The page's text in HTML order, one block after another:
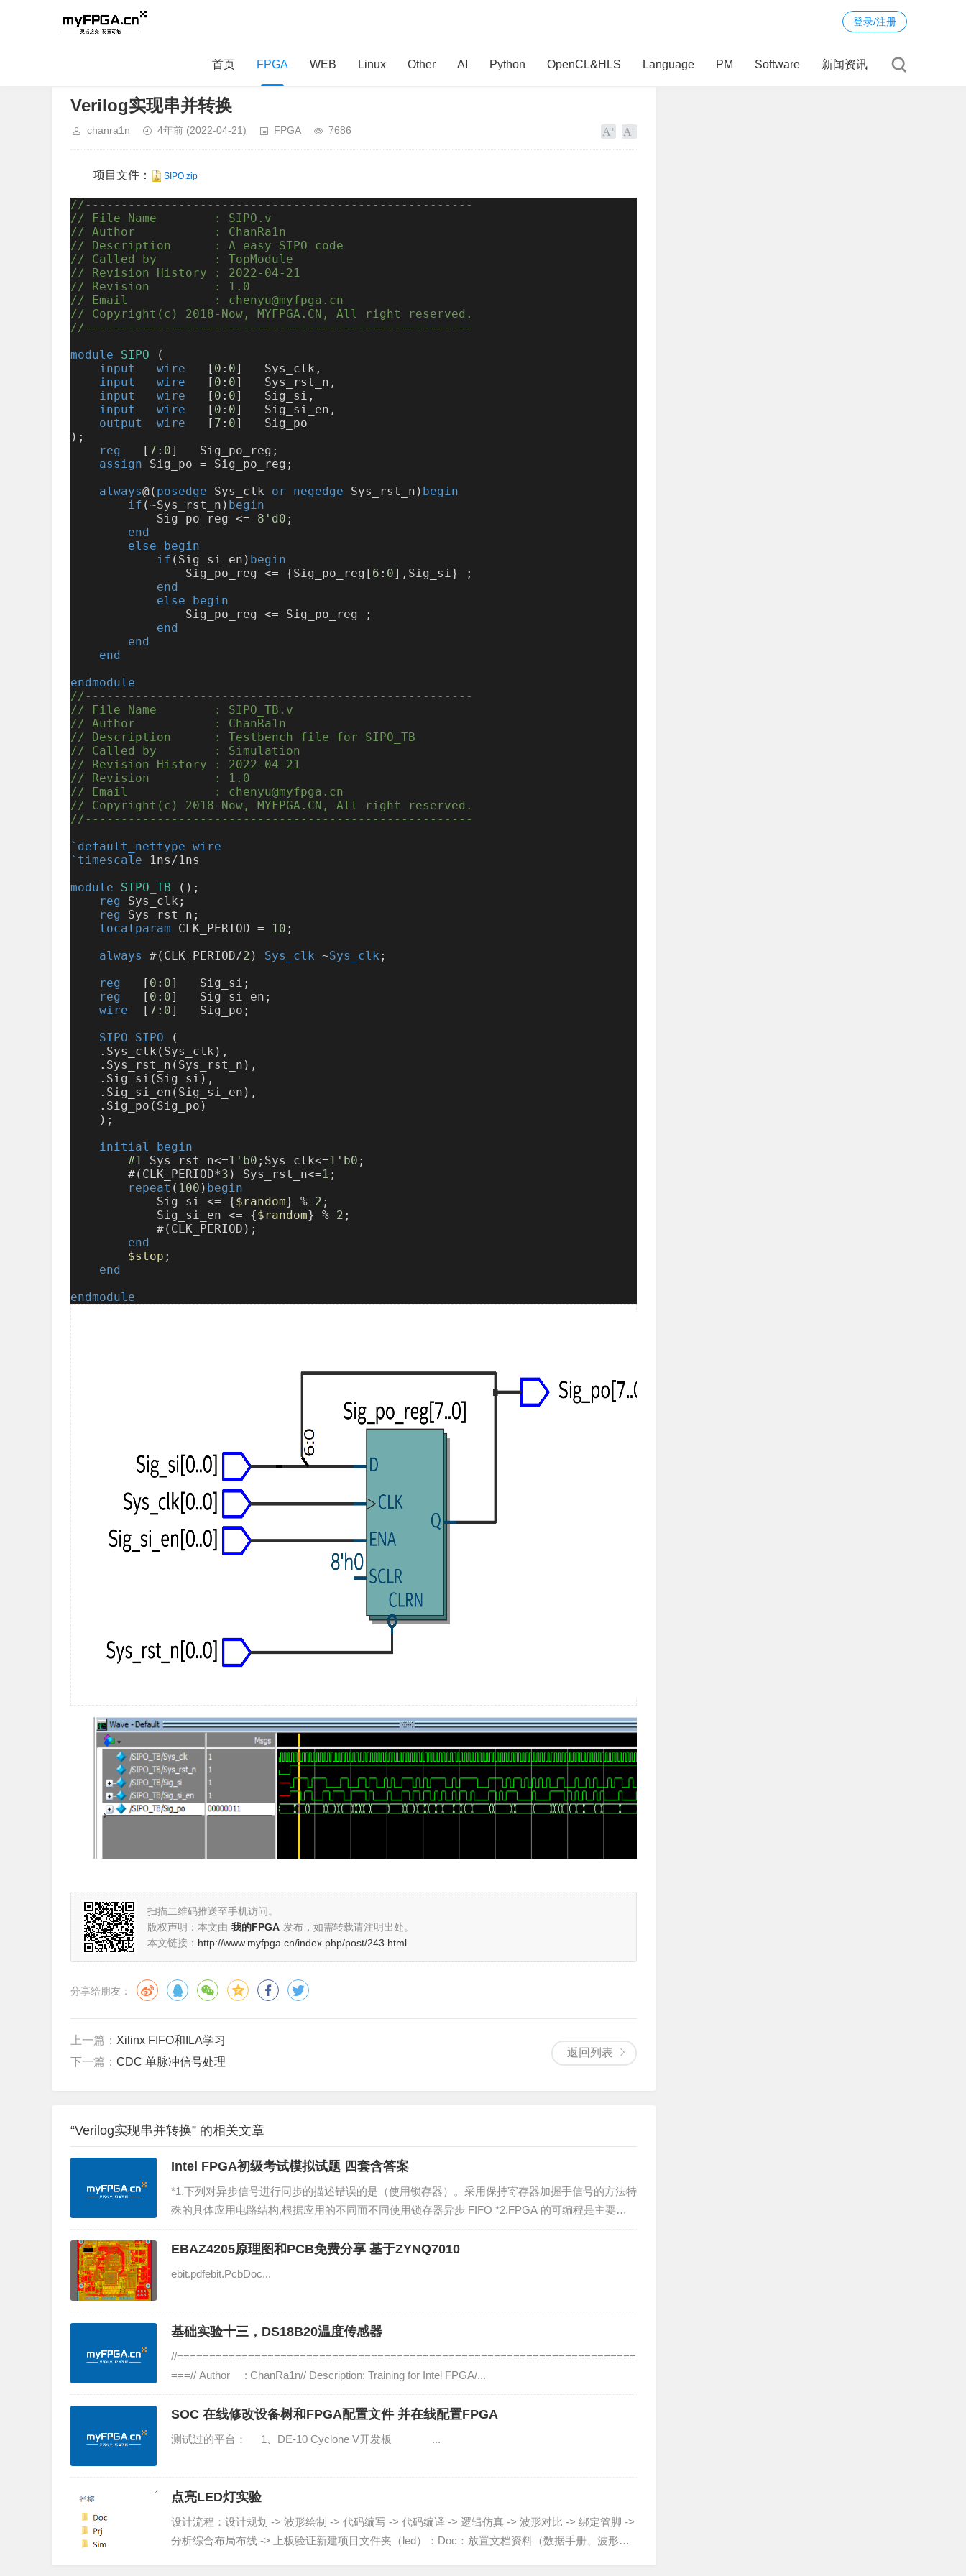
登录/注册
首页 FPGA WEB Linux Other AI Python OpenCL&HLS Language PM Software 新闻资讯
Verilog实现串并转换
chanra1n 4年前 (2022-04-21) FPGA 7686
项目文件： SIPO.zip
//------------------------------------------------------
// File Name        : SIPO.v
// Author           : ChanRa1n
// Description      : A easy SIPO code
// Called by        : TopModule
// Revision History : 2022-04-21
// Revision         : 1.0
// Email            : chenyu@myfpga.cn
// Copyright(c) 2018-Now, MYFPGA.CN, All right reserved.
//------------------------------------------------------
module
SIPO (
input
wire [ 0 : 0]   Sys_clk,
input
wire [ 0 : 0]   Sys_rst_n,
input
wire [ 0 : 0]   Sig_si,
input
wire [ 0 : 0]   Sig_si_en,
output
wire [ 7 : 0]   Sig_po
);
reg [ 7 : 0]   Sig_po_reg;
assign Sig_po = Sig_po_reg;
always@( posedge Sys_clk or negedge Sys_rst_n) begin
if (~Sys_rst_n) begin
Sig_po_reg <= 8'd0 ;
end
else
begin
if (Sig_si_en) begin
Sig_po_reg <= {Sig_po_reg[ 6 : 0],Sig_si} ;
end
else
begin
Sig_po_reg <= Sig_po_reg ;
end
end
end
endmodule
//------------------------------------------------------
// File Name        : SIPO_TB.v
// Author           : ChanRa1n
// Description      : Testbench file for SIPO_TB
// Called by        : Simulation
// Revision History : 2022-04-21
// Revision         : 1.0
// Email            : chenyu@myfpga.cn
// Copyright(c) 2018-Now, MYFPGA.CN, All right reserved.
//------------------------------------------------------
`default_nettype wire
`timescale 1ns/1ns
module
SIPO_TB ();
reg Sys_clk;
reg Sys_rst_n;
localparam CLK_PERIOD = 10 ;
always
#(CLK_PERIOD/2 ) Sys_clk=~Sys_clk ;
reg [ 0 : 0]   Sig_si;
reg [ 0 : 0]   Sig_si_en;
wire [ 7 : 0]   Sig_po;
SIPO
SIPO (
.Sys_clk(Sys_clk),
.Sys_rst_n(Sys_rst_n),
.Sig_si(Sig_si),
.Sig_si_en(Sig_si_en),
.Sig_po(Sig_po)
);
initial
begin
#1 Sys_rst_n<=1'b0 ;Sys_clk<=1'b0 ;
#(CLK_PERIOD*3 ) Sys_rst_n<=1 ;
repeat ( 100 ) begin
Sig_si <= {$random} % 2 ;
Sig_si_en <= {$random} % 2 ;
#(CLK_PERIOD);
end
$stop ;
end
endmodule
扫描二维码推送至手机访问。
版权声明：本文由 我的FPGA 发布，如需转载请注明出处。
本文链接： http://www.myfpga.cn/index.php/post/243.html
分享给朋友：
返回列表
上一篇： Xilinx FIFO和ILA学习
下一篇： CDC 单脉冲信号处理
“Verilog实现串并转换” 的相关文章
Intel FPGA初级考试模拟试题 四套含答案
*1.下列对异步信号进行同步的描述错误的是（使用锁存器）。采用保持寄存器加握手信号的方法特
殊的具体应用电路结构,根据应用的不同而不同使用锁存器异步 FIFO *2.FPGA 的可编程是主要基
于什么结构（查找表（LUT））。查找表（LUT）ROM 可编程PAL 可编程与或阵列可编程解析：F
P...
EBAZ4205原理图和PCB免费分享 基于ZYNQ7010
ebit.pdfebit.PcbDoc...
基础实验十三，DS18B20温度传感器
//=======================================================================
===// Author : ChanRa1n// Description: Training for Intel FPGA/...
SOC 在线修改设备树和FPGA配置文件 并在线配置FPGA
测试过的平台： 1、DE-10 Cyclone V开发板 ...
点亮LED灯实验
设计流程：设计规划 -> 波形绘制 -> 代码编写 -> 代码编译 -> 逻辑仿真 -> 波形对比 -> 绑定管脚 ->
分析综合布局布线 -> 上板验证新建项目文件夹（led）：Doc：放置文档资料（数据手册、波形